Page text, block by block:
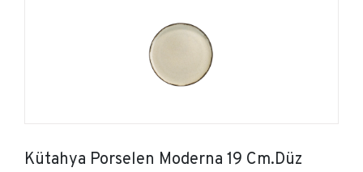
Kütahya Porselen Moderna 19 Cm.Düz